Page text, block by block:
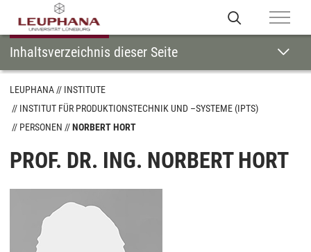
Inhaltsverzeichnis dieser Seite
LEUPHANA
INSTITUTE
INSTITUT FÜR PRODUKTIONSTECHNIK UND –SYSTEME (IPTS)
PERSONEN
NORBERT HORT
PROF. DR. ING. NORBERT HORT